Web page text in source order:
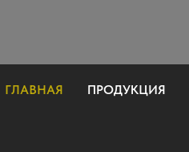
ГЛАВНАЯ ПРОДУКЦИЯ